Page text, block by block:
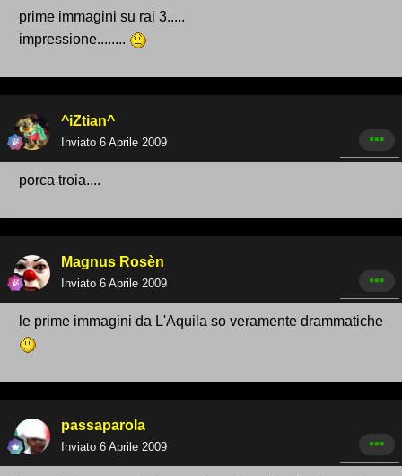
prime immagini su rai 3.....
impressione........
^iZtian^
Inviato 6 Aprile 2009
porca troia....
Magnus Rosèn
Inviato 6 Aprile 2009
le prime immagini da L'Aquila so veramente drammatiche
passaparola
Inviato 6 Aprile 2009